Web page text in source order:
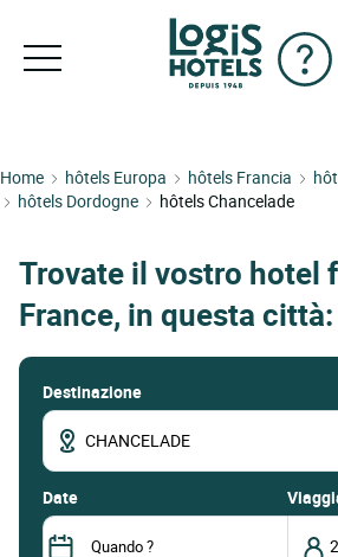
Home hôtels Europa hôtels Francia
hôtels Dordogne
hôtels Chancelade
Trovate il vostro hotel
France, in questa
Destinazione
date